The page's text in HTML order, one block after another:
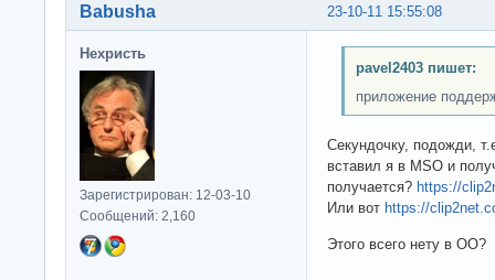
23-10-11 15:55:08
Babusha
Нехристь
Зарегистрирован: 12-03-10
Сообщений: 2,160
pavel2403 пишет:
приложение
Секундочку, подожди,
вставил я в MSO и
получается? https://
Или вот https://
Этого всего нету в ОО?